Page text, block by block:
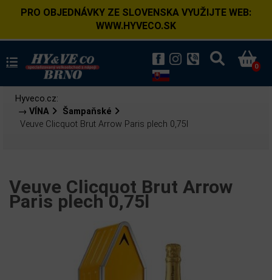
PRO OBJEDNÁVKY ZE SLOVENSKA VYUŽIJTE WEB:
WWW.HYVECO.SK
0
Hyveco.cz:
→ VÍNA
Šampaňské
Veuve Clicquot Brut Arrow Paris plech 0,75l
Veuve Clicquot Brut Arrow
Paris plech 0,75l